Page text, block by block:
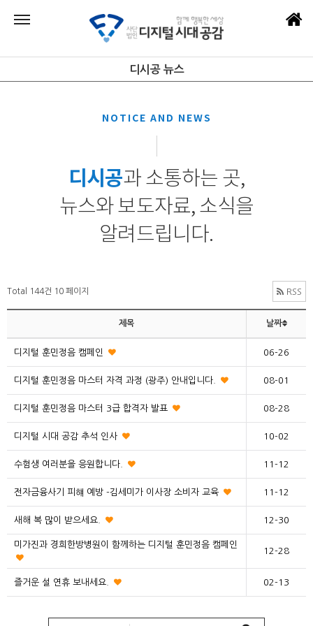
디시공 뉴스
NOTICE AND NEWS
디시공과 소통하는 곳,
뉴스와 보도자료, 소식을
알려드립니다.
Total 144건 10 페이지 RSS
제목 날짜
디지털 훈민정음 캠페인 06-26
디지털 훈민정음 마스터 자격 과정 (광주) 안내입니다. 08-01
디지털 훈민정음 마스터 3급 합격자 발표 08-28
디지털 시대 공감 추석 인사 10-02
수험생 여러분을 응원합니다. 11-12
전자금융사기 피햬 예방 -김세미가 이사장 소비자 교육 11-12
새해 복 많이 받으세요. 12-30
미가진과 경희한방병원이 함께하는 디지털 훈민정음 캠페인
12-28
즐거운 설 연휴 보내세요. 02-13